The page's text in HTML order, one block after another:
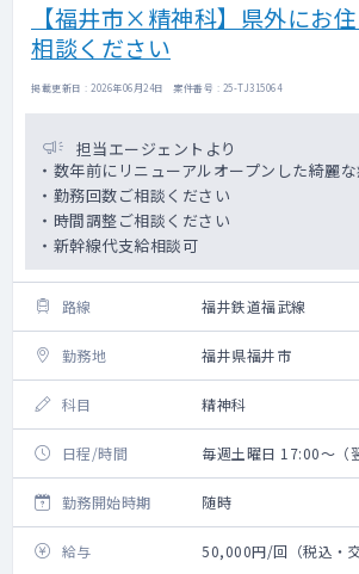
【福井市×精神科】県外にお
相談ください
掲載更新日 : 2026年06月24日 案件番号 : 25-TJ315064
担当エージェントより
・数年前にリニューアルオープンした綺麗
・勤務回数ご相談ください
・時間調整ご相談ください
・新幹線代支給相談可
路線 福井鉄道福武線
勤務地 福井県福井市
科目 精神科
日程/時間 毎週土曜日 17:00～（
勤務開始時期 随時
給与 50,000円/回（税込・交